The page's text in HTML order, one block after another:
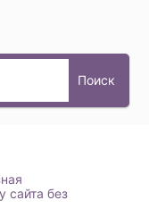
Поиск
сайта без